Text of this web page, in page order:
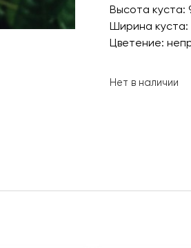
Высота куста:
Ширина куста:
Цветение:
Нет в наличии